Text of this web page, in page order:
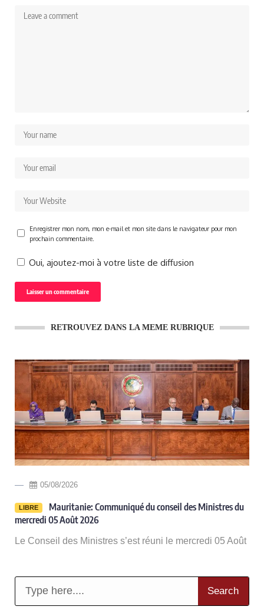
Enregistrer mon nom, mon e-mail et mon site dans le navigateur pour mon
prochain commentaire.
Oui, ajoutez-moi à votre liste de diffusion
RETROUVEZ DANS LA MEME RUBRIQUE
05/08/2026
LIBRE
Mauritanie: Communiqué du conseil des Ministres du
mercredi 05 Août 2026
Le Conseil des Ministres s’est réuni le mercredi 05 Août
Search